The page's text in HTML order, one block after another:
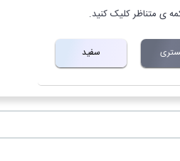
ی متناظر کلیک کنید.
سفید